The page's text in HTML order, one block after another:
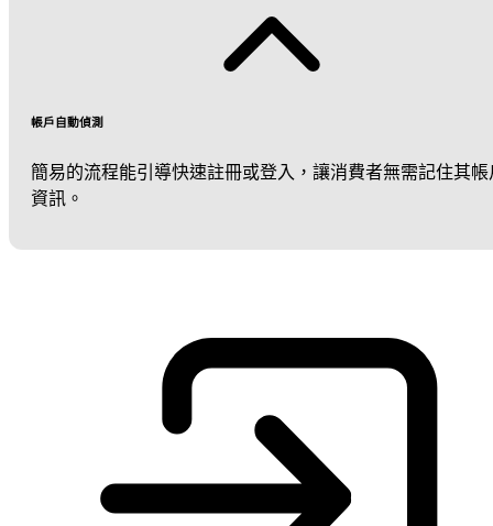
帳戶自動偵測
簡易的流程能引導快速註冊或登入，讓消費者無需記住其帳
資訊。